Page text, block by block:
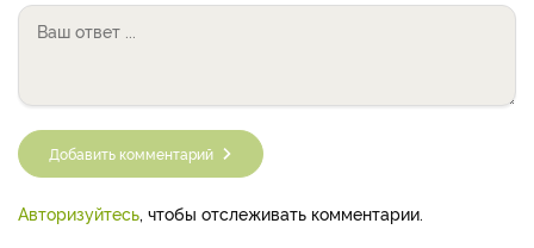
Добавить комментарий
Авторизуйтесь, чтобы отслеживать комментарии.